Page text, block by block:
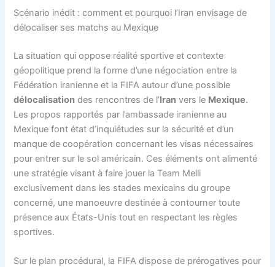
Scénario inédit : comment et pourquoi l’Iran envisage de
délocaliser ses matchs au Mexique
La situation qui oppose réalité sportive et contexte
géopolitique prend la forme d’une négociation entre la
Fédération iranienne et la FIFA autour d’une possible
délocalisation des rencontres de l’Iran vers le Mexique.
Les propos rapportés par l’ambassade iranienne au
Mexique font état d’inquiétudes sur la sécurité et d’un
manque de coopération concernant les visas nécessaires
pour entrer sur le sol américain. Ces éléments ont alimenté
une stratégie visant à faire jouer la Team Melli
exclusivement dans les stades mexicains du groupe
concerné, une manoeuvre destinée à contourner toute
présence aux États-Unis tout en respectant les règles
sportives.
Sur le plan procédural, la FIFA dispose de prérogatives pour